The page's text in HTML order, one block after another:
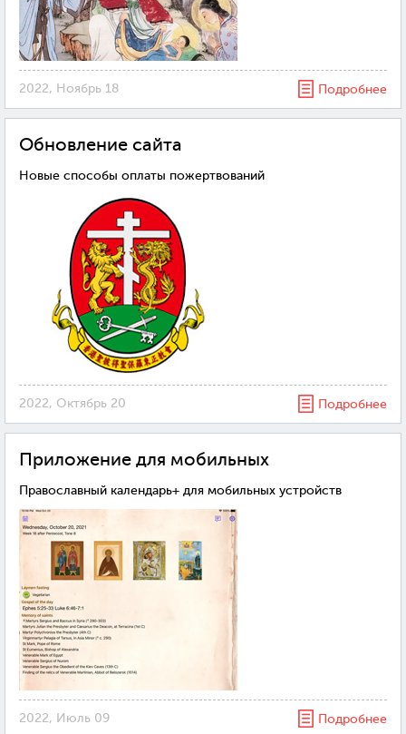
2022, Ноябрь 18 Подробнее
Обновление сайта
Новые способы оплаты пожертвований
2022, Октябрь 20 Подробнее
Приложение для мобильных
Православный календарь+ для мобильных устройств
2022, Июль 09 Подробнее